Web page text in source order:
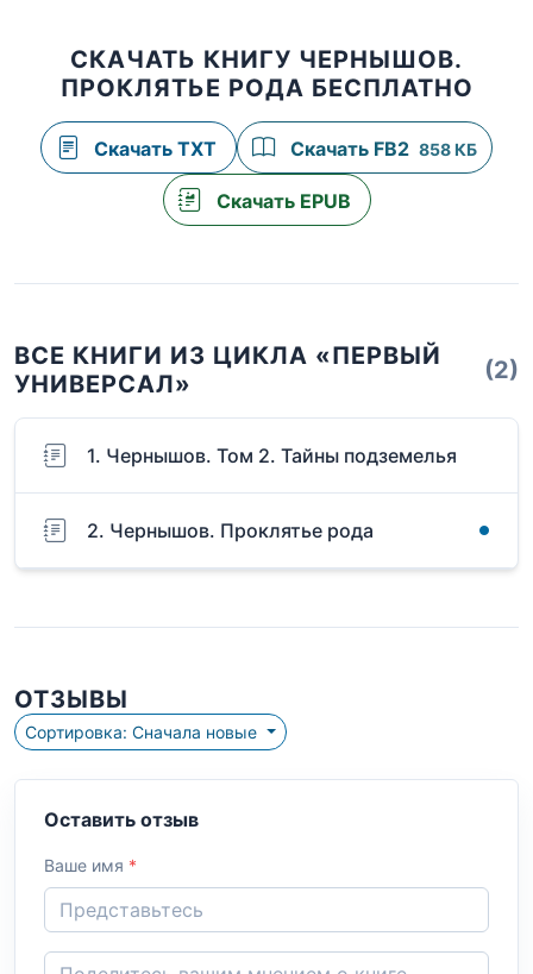
СКАЧАТЬ КНИГУ ЧЕРНЫШОВ.
ПРОКЛЯТЬЕ РОДА БЕСПЛАТНО
Скачать TXT Скачать FB2 858 КБ
Скачать EPUB
ВСЕ КНИГИ ИЗ ЦИКЛА «ПЕРВЫЙ
УНИВЕРСАЛ»
(2)
1. Чернышов. Том 2. Тайны подземелья
2. Чернышов. Проклятье рода
ОТЗЫВЫ
Сортировка: Сначала новые
Оставить отзыв
Ваше имя *